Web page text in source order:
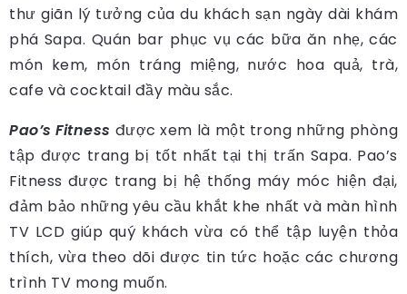
thư giãn lý tưởng của du khách sạn ngày dài khám
phá Sapa. Quán bar phục vụ các bữa ăn nhẹ, các
món kem, món tráng miệng, nước hoa quả, trà,
cafe và cocktail đầy màu sắc.
Pao’s Fitness được xem là một trong những phòng
tập được trang bị tốt nhất tại thị trấn Sapa. Pao’s
Fitness được trang bị hệ thống máy móc hiện đại,
đảm bảo những yêu cầu khắt khe nhất và màn hình
TV LCD giúp quý khách vừa có thể tập luyện thỏa
thích, vừa theo dõi được tin tức hoặc các chương
trình TV mong muốn.